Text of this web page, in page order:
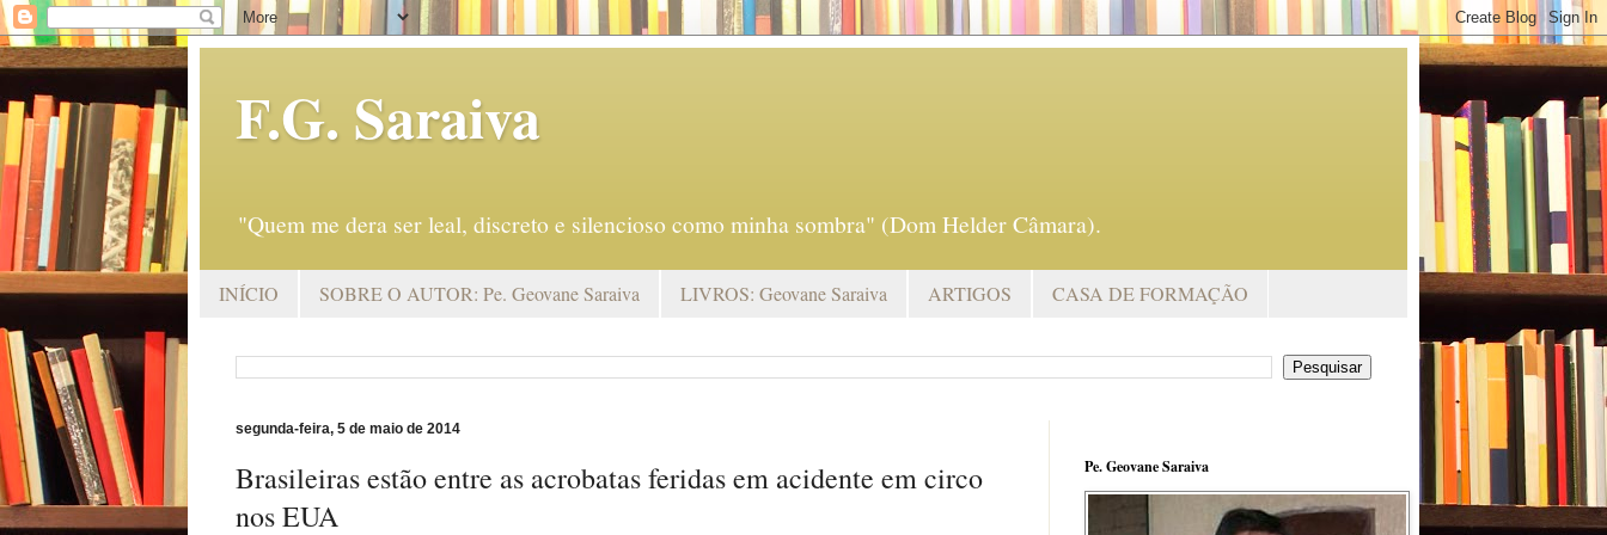
F.G. Saraiva
"Quem me dera ser leal, discreto e silencioso como minha sombra" (Dom Helder Câmara).
INÍCIO SOBRE O AUTOR: Pe. Geovane Saraiva LIVROS: Geovane Saraiva ARTIGOS CASA DE FORMAÇÃO
segunda-feira, 5 de maio de 2014
Brasileiras estão entre as acrobatas feridas em acidente em circo
nos EUA
Pe. Geovane Saraiva